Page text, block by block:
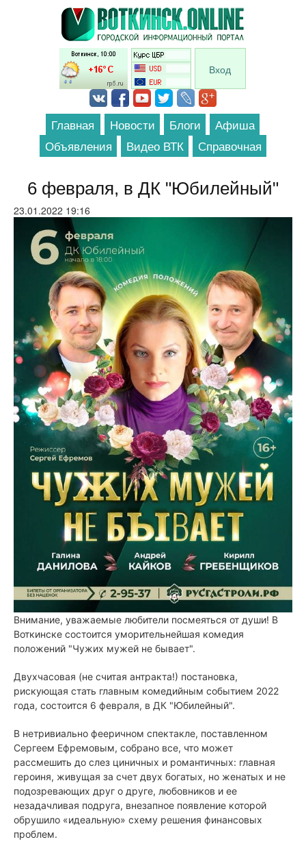
Перейти к основному содержанию
Вход
Главная Новости Блоги
Афиша
Объявления
Видео ВТК Справочная
6 февраля, в ДК "Юбилейный"
23.01.2022 19:16
Внимание, уважаемые любители посмеяться от души! В
Воткинске состоится уморительнейшая комедия
положений "Чужих мужей не бывает".
Двухчасовая (не считая антракта!) постановка,
рискующая стать главным комедийным событием 2022
года, состоится 6 февраля, в ДК "Юбилейный".
В нетривиально фееричном спектакле, поставленном
Сергеем Ефремовым, собрано все, что может
рассмешить до слез циничных и романтичных: главная
героиня, живущая за счет двух богатых, но женатых и не
подозревающих друг о друге, любовников и ее
незадачливая подруга, внезапное появление которой
обрушило «идеальную» схему решения финансовых
проблем.